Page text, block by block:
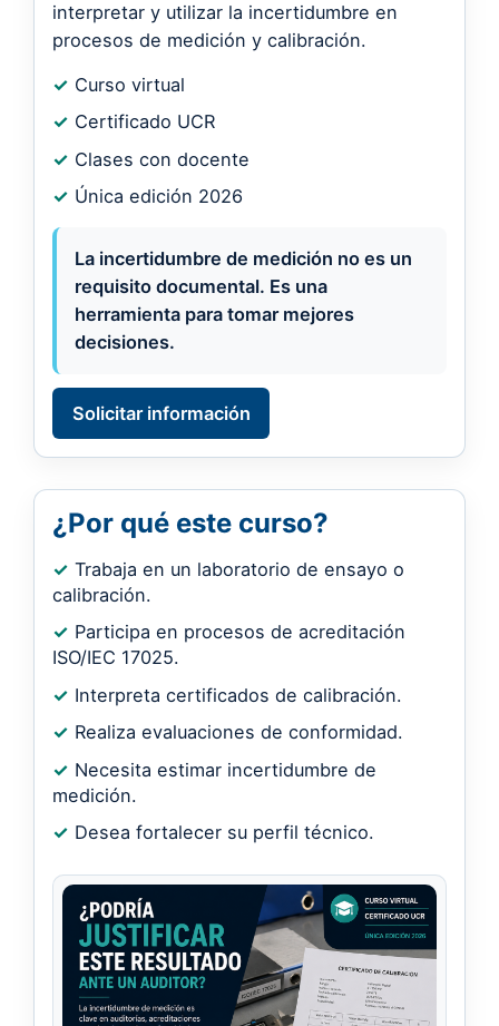
interpretar y utilizar la incertidumbre en
procesos de medición y calibración.
✓ Curso virtual
✓ Certificado UCR
✓ Clases con docente
✓ Única edición 2026
La incertidumbre de medición no es un
requisito documental. Es una
herramienta para tomar mejores
decisiones.
Solicitar información
¿Por qué este curso?
✓ Trabaja en un laboratorio de ensayo o
calibración.
✓ Participa en procesos de acreditación
ISO/IEC 17025.
✓ Interpreta certificados de calibración.
✓ Realiza evaluaciones de conformidad.
✓ Necesita estimar incertidumbre de
medición.
✓ Desea fortalecer su perfil técnico.